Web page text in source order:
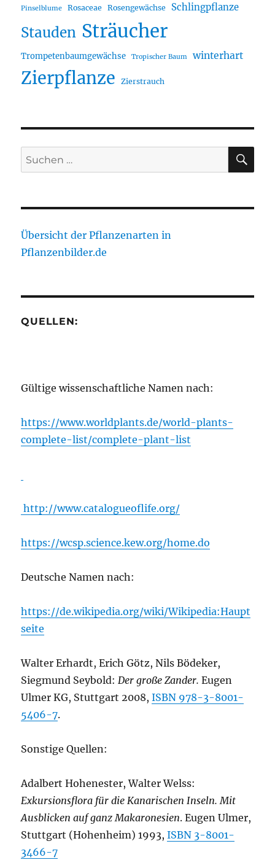
Pinselblume Rosaceae Rosengewächse Schlingpflanze
Stauden Sträucher
Trompetenbaumgewächse Tropischer Baum winterhart
Zierpflanze Zierstrauch
Suche
nach:
Übersicht der Pflanzenarten in
Pflanzenbilder.de
QUELLEN:
Gültige wissenschaftliche Namen nach:
https://www.worldplants.de/world-plants-
complete-list/complete-plant-list
http://www.catalogueoflife.org/
https://wcsp.science.kew.org/home.do
Deutsche Namen nach:
https://de.wikipedia.org/wiki/Wikipedia:Haupt
seite
Walter Erhardt, Erich Götz, Nils Bödeker,
Siegmund Seybold: Der große Zander. Eugen
Ulmer KG, Stuttgart 2008,ISBN 978-3-8001-
5406-7.
Sonstige Quellen:
Adalbert Hohenester, Walter Welss:
Exkursionsflora für die Kanarischen Inseln. Mit
Ausblicken auf ganz Makaronesien. Eugen Ulmer,
Stuttgart (Hohenheim) 1993,ISBN 3-8001-
3466-7